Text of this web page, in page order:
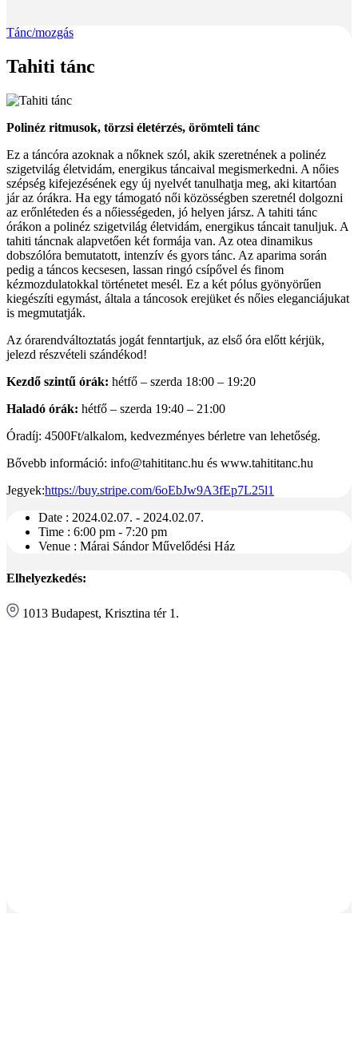
Tánc/mozgás
Tahiti tánc
Polinéz ritmusok, törzsi életérzés, örömteli tánc
Ez a táncóra azoknak a nőknek szól, akik szeretnének a polinéz
szigetvilág életvidám, energikus táncaival megismerkedni. A nőies
szépség kifejezésének egy új nyelvét tanulhatja meg, aki kitartóan
jár az órákra. Ha egy támogató női közösségben szeretnél dolgozni
az erőnléteden és a nőiességeden, jó helyen jársz. A tahiti tánc
órákon a polinéz szigetvilág életvidám, energikus táncait tanuljuk. A
tahiti táncnak alapvetően két formája van. Az otea dinamikus
dobszólóra bemutatott, intenzív és gyors tánc. Az aparima során
pedig a táncos kecsesen, lassan ringó csípővel és finom
kézmozdulatokkal történetet mesél. Ez a két pólus gyönyörűen
kiegészíti egymást, általa a táncosok erejüket és nőies eleganciájukat
is megmutatják.
Az órarendváltoztatás jogát fenntartjuk, az első óra előtt kérjük,
jelezd részvételi szándékod!
Kezdő szintű órák: hétfő – szerda 18:00 – 19:20
Haladó órák: hétfő – szerda 19:40 – 21:00
Óradíj: 4500Ft/alkalom, kedvezményes bérletre van lehetőség.
Bővebb információ: info@tahititanc.hu és www.tahititanc.hu
Jegyek:https://buy.stripe.com/6oEbJw9A3fEp7L25l1
Date : 2024.02.07. - 2024.02.07.
Time : 6:00 pm - 7:20 pm
Venue : Márai Sándor Művelődési Ház
Elhelyezkedés:
1013 Budapest, Krisztina tér 1.